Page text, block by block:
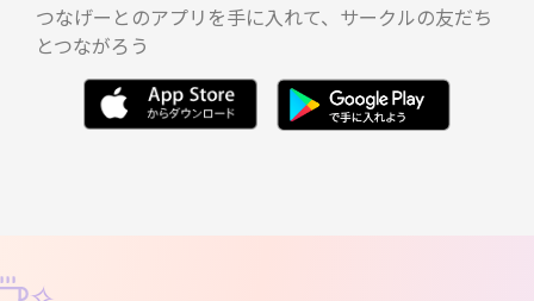
つなげーとのアプリを手に入れて、サークルの友だち
とつながろう